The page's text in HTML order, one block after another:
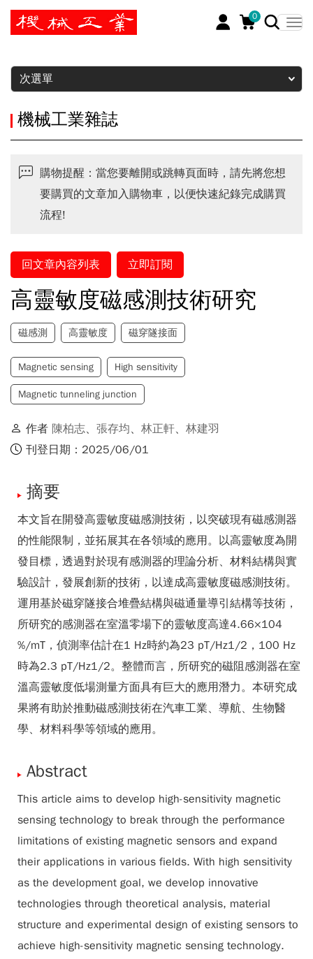
0
暫停
次選單
機械工業雜誌
購物提醒：當您要離開或跳轉頁面時，請先將您想
要購買的文章加入購物車，以便快速紀錄完成購買
流程!
回文章內容列表 立即訂閱
高靈敏度磁感測技術研究
磁感測 高靈敏度 磁穿隧接面
Magnetic sensing High sensitivity
Magnetic tunneling junction
作者 陳柏志、 張存均、 林正軒、 林建羽
刊登日期：2025/06/01
摘要
本文旨在開發高靈敏度磁感測技術，以突破現有磁感測器
的性能限制，並拓展其在各領域的應用。以高靈敏度為開
發目標，透過對於現有感測器的理論分析、材料結構與實
驗設計，發展創新的技術，以達成高靈敏度磁感測技術。
運用基於磁穿隧接合堆疊結構與磁通量導引結構等技術，
所研究的感測器在室溫零場下的靈敏度高達4.66×104
%/mT，偵測率估計在1 Hz時約為23 pT/Hz1/2，100 Hz
時為2.3 pT/Hz1/2。整體而言，所研究的磁阻感測器在室
溫高靈敏度低場測量方面具有巨大的應用潛力。本研究成
果將有助於推動磁感測技術在汽車工業、導航、生物醫
學、材料科學等領域的應用。
Abstract
This article aims to develop high-sensitivity magnetic
sensing technology to break through the performance
limitations of existing magnetic sensors and expand
their applications in various fields. With high sensitivity
as the development goal, we develop innovative
technologies through theoretical analysis, material
structure and experimental design of existing sensors to
achieve high-sensitivity magnetic sensing technology.